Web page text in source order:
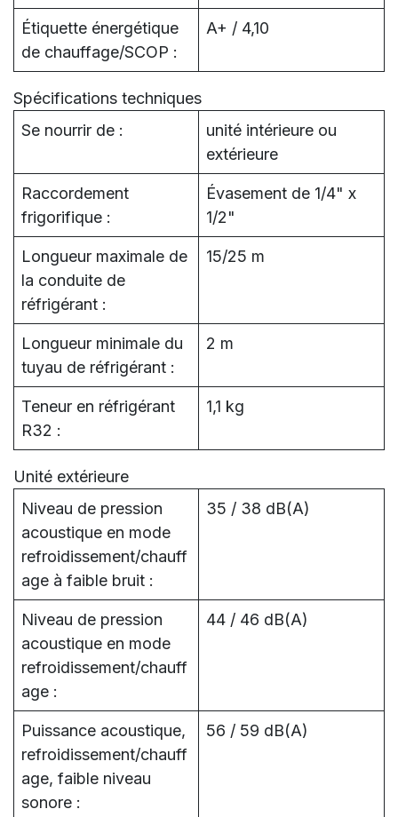
Étiquette énergétique
de chauffage/SCOP :
A+ / 4,10
Spécifications techniques
Se nourrir de :
unité intérieure ou
extérieure
Raccordement
frigorifique :
Évasement de 1/4" x
1/2"
Longueur maximale de
la conduite de
réfrigérant :
15/25 m
Longueur minimale du
tuyau de réfrigérant :
2 m
Teneur en réfrigérant
R32 :
1,1 kg
Unité extérieure
Niveau de pression
acoustique en mode
refroidissement/chauff
age à faible bruit :
35 / 38 dB(A)
Niveau de pression
acoustique en mode
refroidissement/chauff
age :
44 / 46 dB(A)
Puissance acoustique,
refroidissement/chauff
age, faible niveau
sonore :
56 / 59 dB(A)